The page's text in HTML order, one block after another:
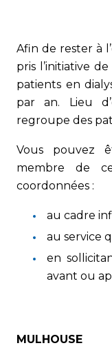
Afin de rester à
pris l’initiative
patients en
par an. Lieu
regroupe des
Vous pouvez
membre de
coordonnées :
au cadre
au service
en
avant ou
MULHOUSE